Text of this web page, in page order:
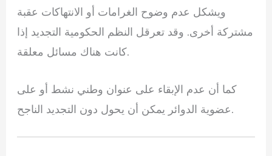
ويشكل عدم وضوح الغرامات أو الانتهاكات عقبة
مشتركة أخرى. وقد تعرقل النظم الحكومية التجديد إذا
كانت هناك مسائل معلقة.
كما أن عدم الإبقاء على عنوان وطني نشط أو على
عضوية الدوائر يمكن أن يحول دون التجديد الناجح.